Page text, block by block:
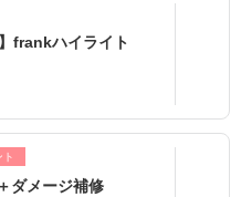
frankハイライト
ト
ダメージ補修